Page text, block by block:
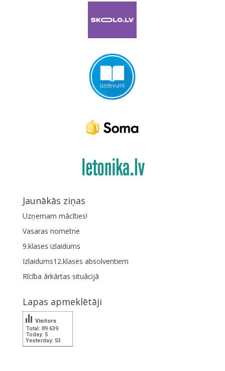
Jaunākās ziņas
Uzņemam mācīties!
Vasaras nometne
9.klases izlaidums
Izlaidums12.klases absolventiem
Rīcība ārkārtas situācijā
Lapas apmeklētāji
Total: 89 639
Today: 5
Yesterday: 53
Visitors